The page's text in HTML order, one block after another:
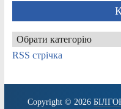
Категорії
RSS стрічка
Copyright © 2026